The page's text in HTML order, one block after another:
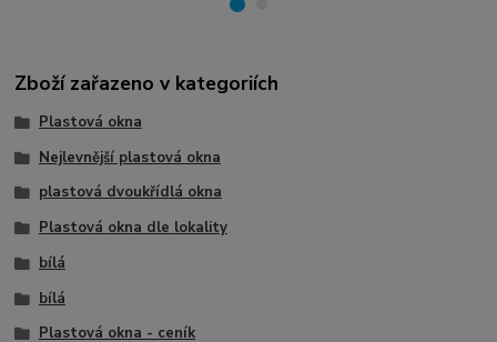
Zboží zařazeno v kategoriích
Plastová okna
Nejlevnější plastová okna
plastová dvoukřídlá okna
Plastová okna dle lokality
bílá
bílá
Plastová okna - ceník